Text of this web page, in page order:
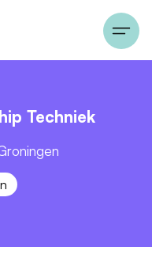
Techniek